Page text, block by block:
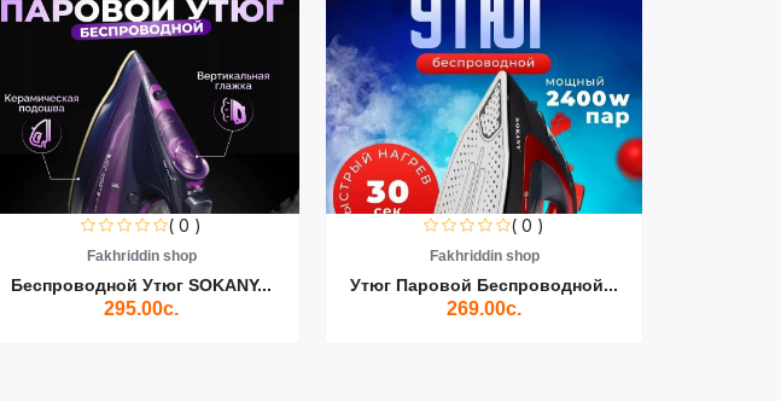
( 0 )
Fakhriddin shop
Беспроводной Утюг SOKANY...
295.00с.
( 0 )
Fakhriddin shop
Утюг Паровой Беспроводной...
269.00с.